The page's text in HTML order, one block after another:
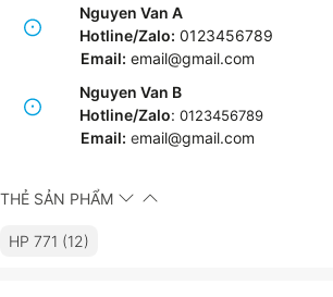
Nguyen Van A
Hotline/Zalo: 0123456789
Email: email@gmail.com
Nguyen Van B
Hotline/Zalo: 0123456789
Email: email@gmail.com
THẺ SẢN PHẨM
HP 771 (12)